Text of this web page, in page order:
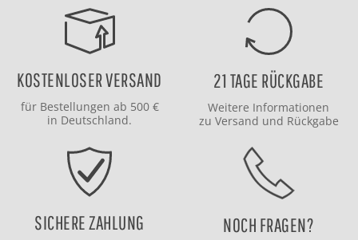
KOSTENLOSER VERSAND
für Bestellungen ab 500 €
in Deutschland.
21 TAGE RÜCKGABE
Weitere Informationen
zu Versand und Rückgabe
SICHERE ZAHLUNG NOCH FRAGEN?